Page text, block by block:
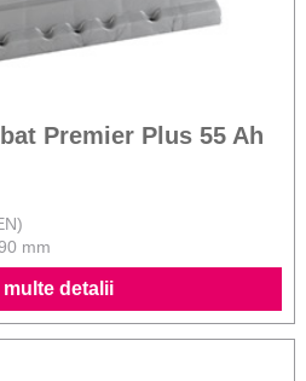
Premier Plus 55 Ah
mm
multe detalii